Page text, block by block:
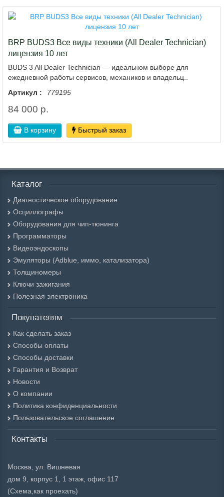
BRP BUDS3 Все виды техники (All Dealer Technician)
лицензия 10 лет
BUDS 3 All Dealer Technician — идеальном выборе для
ежедневной работы сервисов, механиков и владельц..
Артикул :
779195
84 000 р.
В корзину Быстрый заказ
Каталог
Диагностическое оборудование
Осциллографы
Оборудования для чип-тюнинга
Программаторы
Видеоэндоскопы
Эмуляторы (Adblue, иммо, катализатора)
Толщиномеры
Ключи зажигания
Полезная электроника
Покупателям
Как сделать заказ
Способы оплаты
Способы доставки
Гарантия и Возврат
Новости
О компании
Политика конфиденциальности
Пользовательское соглашение
Контакты
Москва, ул. Вишневая
дом 9, корпус 1, 1 этаж, офис 117
(Схема,как проехать)